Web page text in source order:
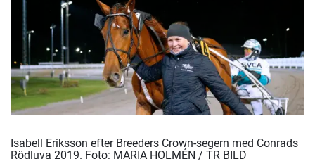
Isabell Eriksson efter Breeders Crown-segern med Conrads
Rödluva 2019. Foto: MARIA HOLMÉN / TR BILD